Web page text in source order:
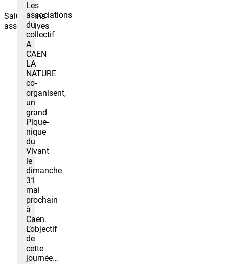
Salutations
associatives
Les
associations
du
collectif
A
CAEN
LA
NATURE
co-
organisent,
un
grand
Pique-
nique
du
Vivant
le
dimanche
31
mai
prochain
à
Caen.
L’objectif
de
cette
journée…